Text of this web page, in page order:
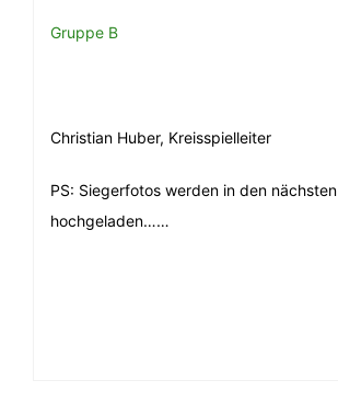
Gruppe B
Christian Huber, Kreisspielleiter
PS: Siegerfotos werden in den
hochgeladen……